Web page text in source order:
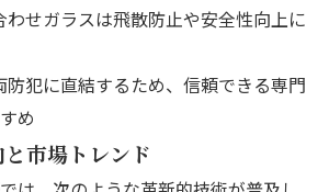
わせガラスは飛散防止や安全性向上に
防犯に直結するため、信頼できる専門
め
市場トレンド